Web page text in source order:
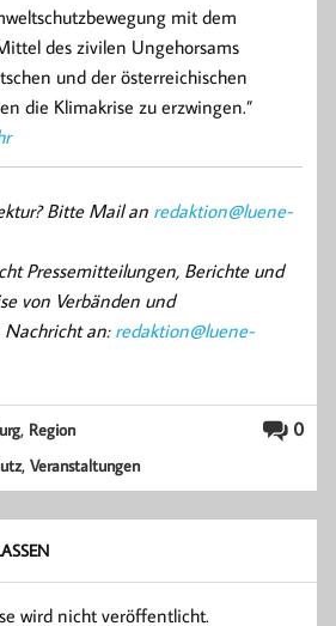
mit dem
des zivilen Ungehorsams
und der österreichischen
die Klimakrise zu erzwingen.”
Bitte Mail an redaktion@luene-
Pressemitteilungen, Berichte und
von Verbänden und
Nachricht an: redaktion@luene-
0
, Region
,Veranstaltungen
wird nicht veröffentlicht.